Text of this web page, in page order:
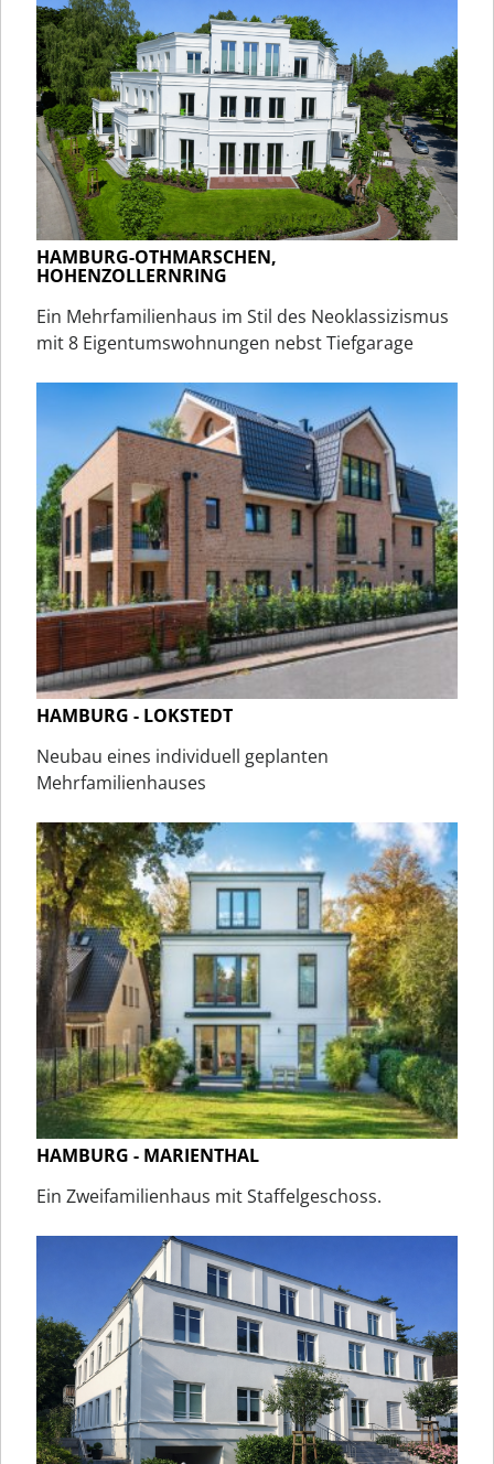
HAMBURG-OTHMARSCHEN,
HOHENZOLLERNRING
Ein Mehrfamilienhaus im Stil des Neoklassizismus
mit 8 Eigentumswohnungen nebst Tiefgarage
HAMBURG - LOKSTEDT
Neubau eines individuell geplanten
Mehrfamilienhauses
HAMBURG - MARIENTHAL
Ein Zweifamilienhaus mit Staffelgeschoss.